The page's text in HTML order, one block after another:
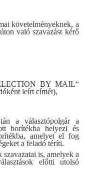
követelményeknek, a
való szavazást kérő
BY MAIL“
leírt címét),
a választópolgár a
borítékba helyezi és
amelyet el fog
a feladó téríti.
szavazatai is, amelyek a
előtti utolsó